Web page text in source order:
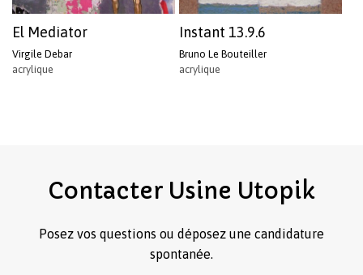
El Mediator
Virgile Debar
acrylique
Instant 13.9.6
Bruno Le Bouteiller
acrylique
Contacter Usine Utopik
Posez vos questions ou déposez une candidature
spontanée.